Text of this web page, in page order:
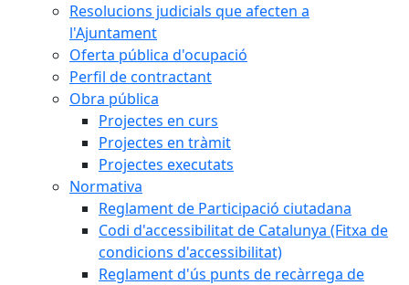
Resolucions judicials que afecten a
l'Ajuntament
Oferta pública d'ocupació
Perfil de contractant
Obra pública
Projectes en curs
Projectes en tràmit
Projectes executats
Normativa
Reglament de Participació ciutadana
Codi d'accessibilitat de Catalunya (Fitxa de
condicions d'accessibilitat)
Reglament d'ús punts de recàrrega de